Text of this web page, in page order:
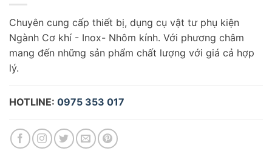
Chuyên cung cấp thiết bị, dụng cụ vật tư phụ kiện
Ngành Cơ khí - Inox- Nhôm kính. Với phương châm
mang đến những sản phẩm chất lượng với giá cả hợp
lý.
HOTLINE: 0975 353 017